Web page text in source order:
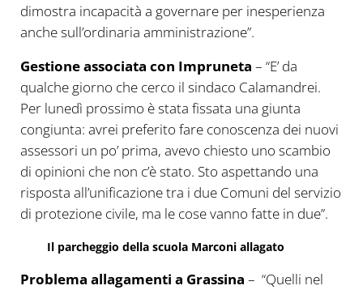
dimostra incapacità a governare per inesperienza
anche sull’ordinaria amministrazione”.
Gestione associata con Impruneta – “E’ da
qualche giorno che cerco il sindaco Calamandrei.
Per lunedì prossimo è stata fissata una giunta
congiunta: avrei preferito fare conoscenza dei nuovi
assessori un po’ prima, avevo chiesto uno scambio
di opinioni che non c’è stato. Sto aspettando una
risposta all’unificazione tra i due Comuni del servizio
di protezione civile, ma le cose vanno fatte in due”.
Il parcheggio della scuola Marconi allagato
Problema allagamenti a Grassina – “Quelli nel